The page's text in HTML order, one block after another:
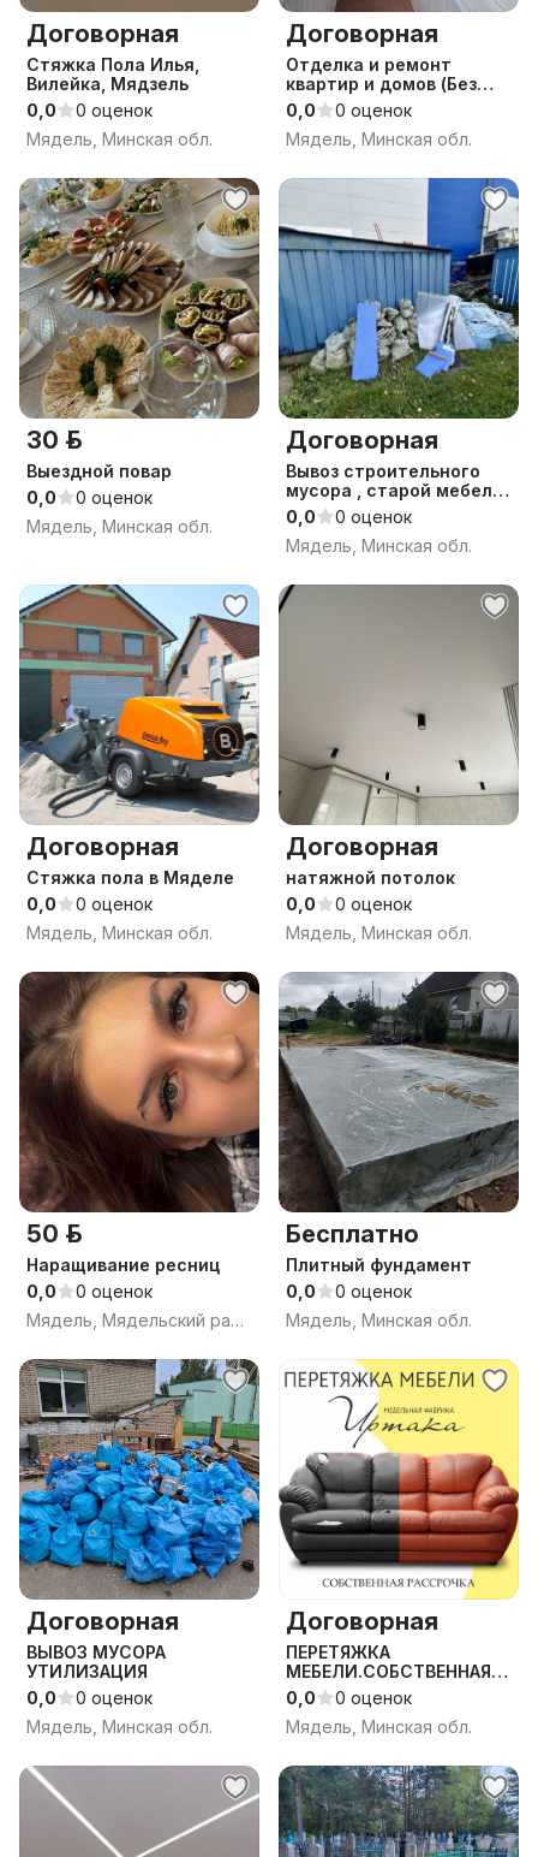
Договорная
Стяжка Пола Илья,
Вилейка, Мядзель
0,0
0 оценок
Мядель, Минская обл.
Договорная
Отделка и ремонт
квартир и домов (Без
посредников)
0,0
0 оценок
Мядель, Минская обл.
30 р.
Выездной повар
0,0
0 оценок
Мядель, Минская обл.
Договорная
Вывоз строительного
мусора , старой мебели
, хлама
0,0
0 оценок
Мядель, Минская обл.
Договорная
Стяжка пола в Мяделе
0,0
0 оценок
Мядель, Минская обл.
Договорная
натяжной потолок
0,0
0 оценок
Мядель, Минская обл.
50 р.
Наращивание ресниц
0,0
0 оценок
Мядель, Мядельский район, Минская область
Бесплатно
Плитный фундамент
0,0
0 оценок
Мядель, Минская обл.
Договорная
ВЫВОЗ МУСОРА
УТИЛИЗАЦИЯ
0,0
0 оценок
Мядель, Минская обл.
Договорная
ПЕРЕТЯЖКА
МЕБЕЛИ.СОБСТВЕННАЯ
РАССРОЧКА. г.Мядель
0,0
0 оценок
Мядель, Минская обл.